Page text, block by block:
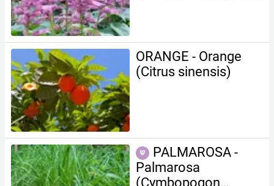
ORANGE - Orange
(Citrus sinensis)
PALMAROSA -
Palmarosa
(Cymbopogon